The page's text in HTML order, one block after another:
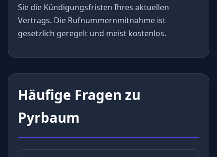
Sie die Kündigungsfristen Ihres aktuellen
Vertrags. Die Rufnummernmitnahme ist
gesetzlich geregelt und meist kostenlos.
Häufige Fragen zu
Pyrbaum